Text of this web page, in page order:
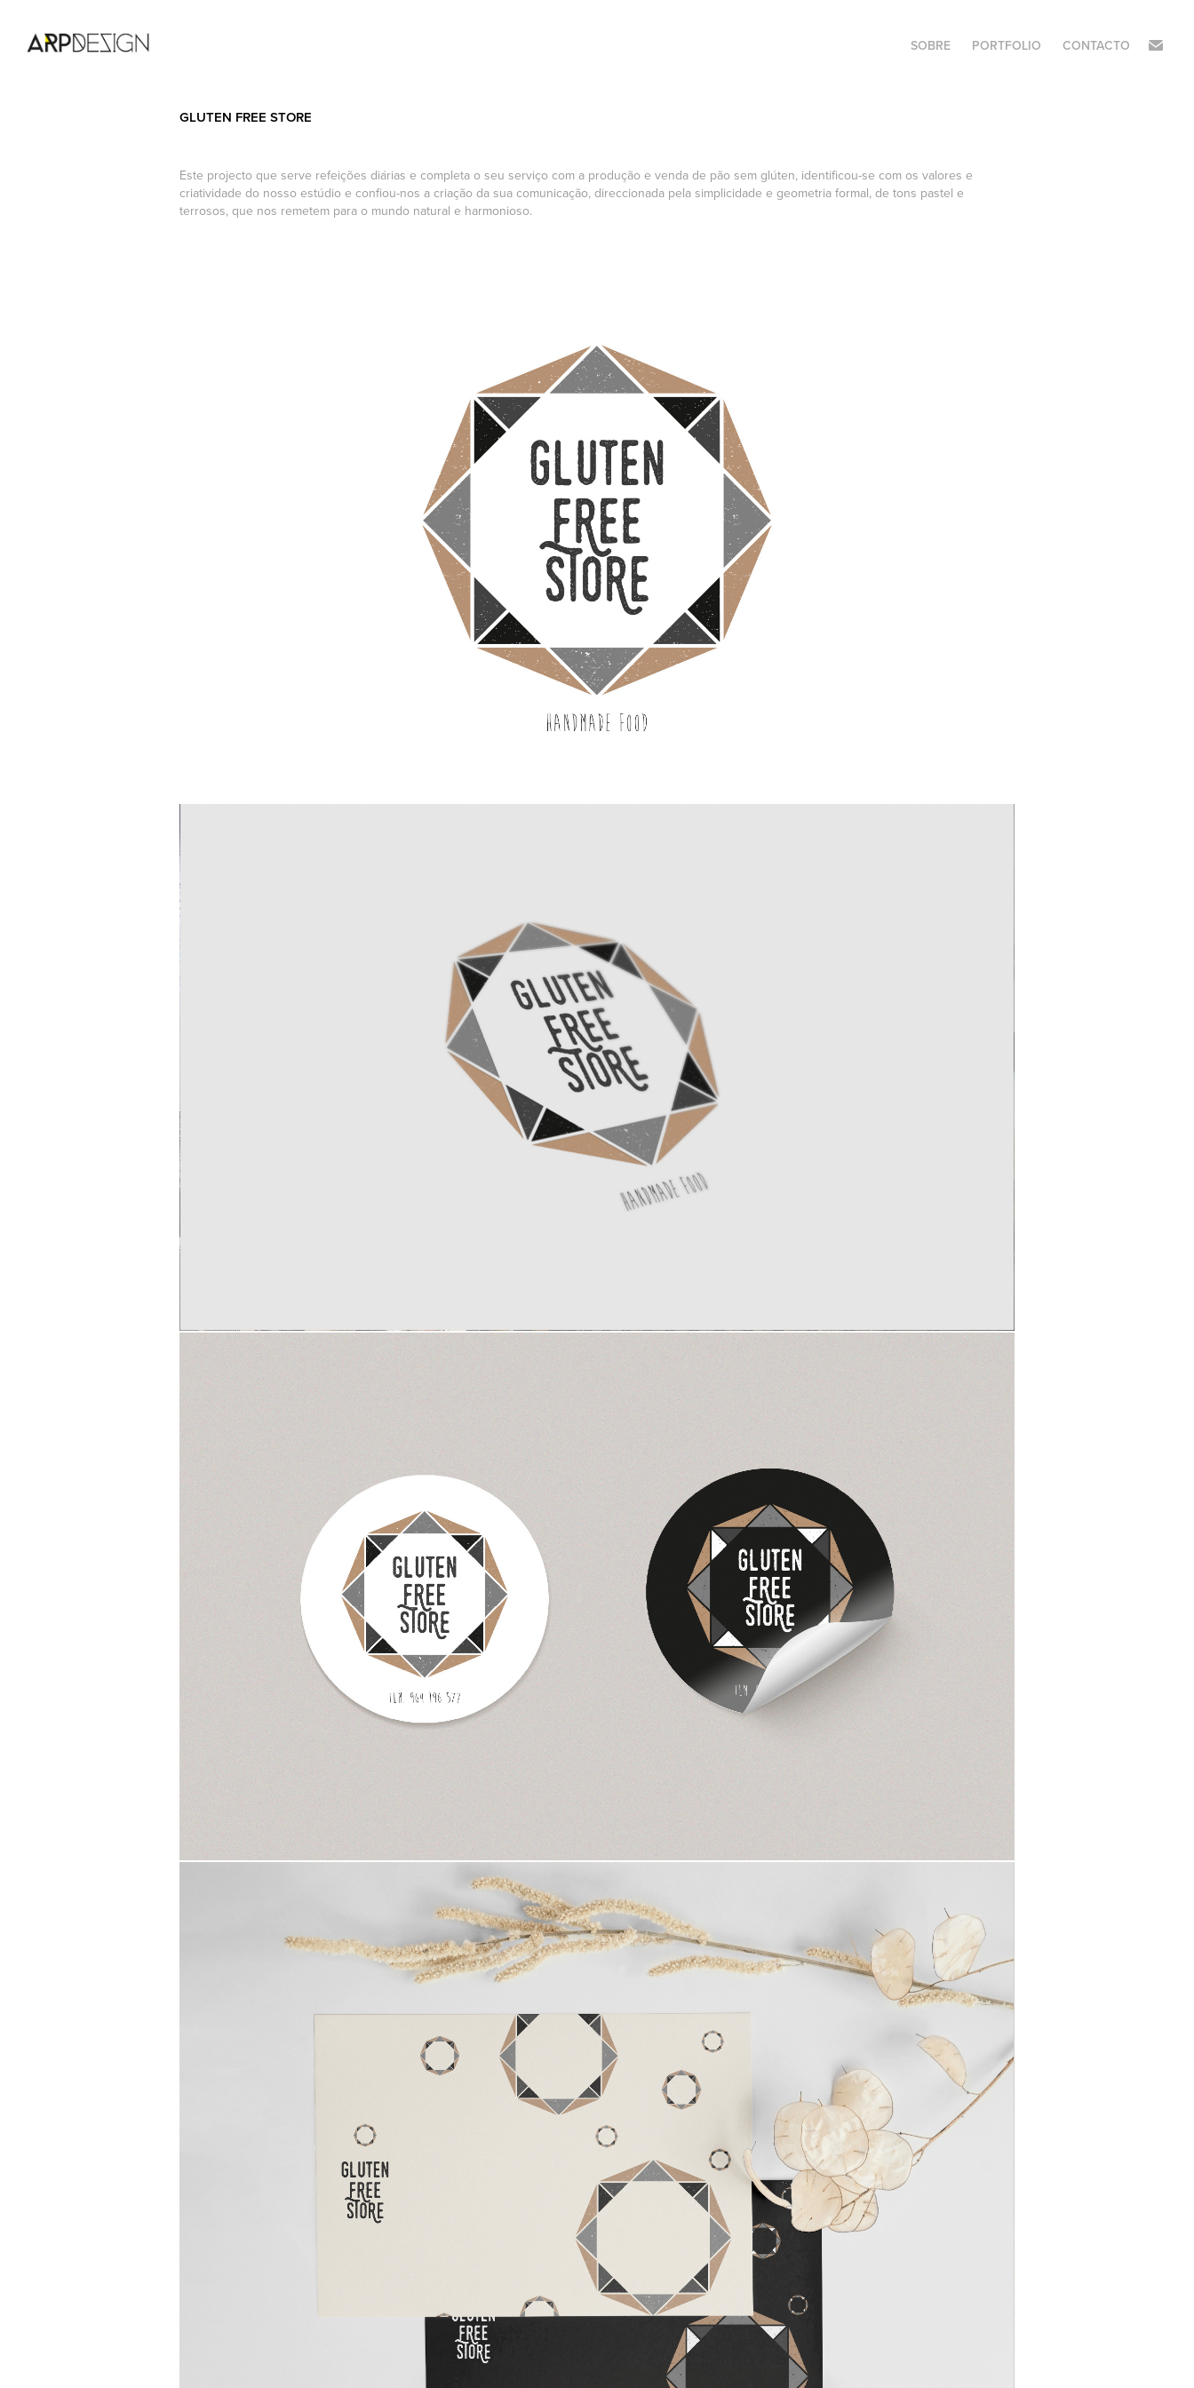
SOBRE PORTFOLIO CONTACTO
GLUTEN FREE STORE
Este projecto que serve refeições diárias e completa o seu serviço com a produção e venda de pão sem glúten, identificou-se com os valores e
criatividade do nosso estúdio e confiou-nos a criação da sua comunicação, direccionada pela simplicidade e geometria formal, de tons pastel e
terrosos, que nos remetem para o mundo natural e harmonioso.